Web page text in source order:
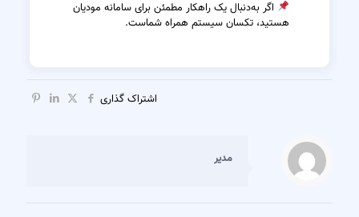
اگر به‌دنبال یک راهکار مطمئن برای سامانه مودیان
هستید، تکسان سیستم همراه شماست.
اشتراک گذاری
مدیر